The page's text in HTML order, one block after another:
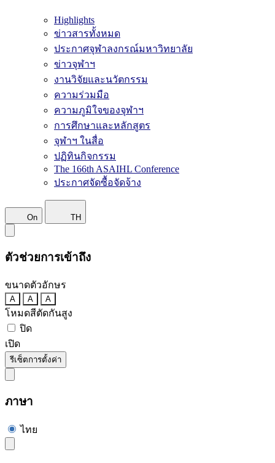
Highlights
ข่าวสารทั้งหมด
ประกาศจุฬาลงกรณ์มหาวิทยาลัย
ข่าวจุฬาฯ
งานวิจัยและนวัตกรรม
ความร่วมมือ
ความภูมิใจของจุฬาฯ
การศึกษาและหลักสูตร
จุฬาฯ ในสื่อ
ปฏิทินกิจกรรม
The 166th ASAIHL Conference
ประกาศจัดซื้อจัดจ้าง
On TH
ตัวช่วยการเข้าถึง
ขนาดตัวอักษร
A A A
โหมดสีตัดกันสูง
ปิด
เปิด
รีเซ็ตการตั้งค่า
ภาษา
ไทย